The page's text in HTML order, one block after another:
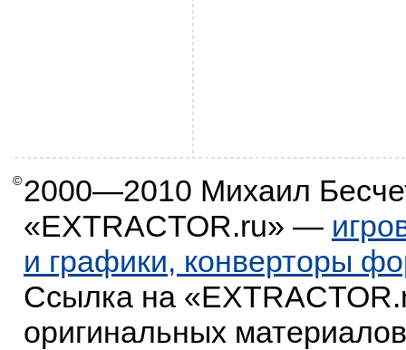
©2000—2010 Михаил
«EXTRACTOR.ru» —
и графики, конверторы
Ссылка на
оригинальных